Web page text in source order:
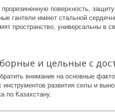
поверхность,
гантели имеют стальной
пространство, универсальны в
и цельные с
внимание на основные
развития силы и
по Казахстану.